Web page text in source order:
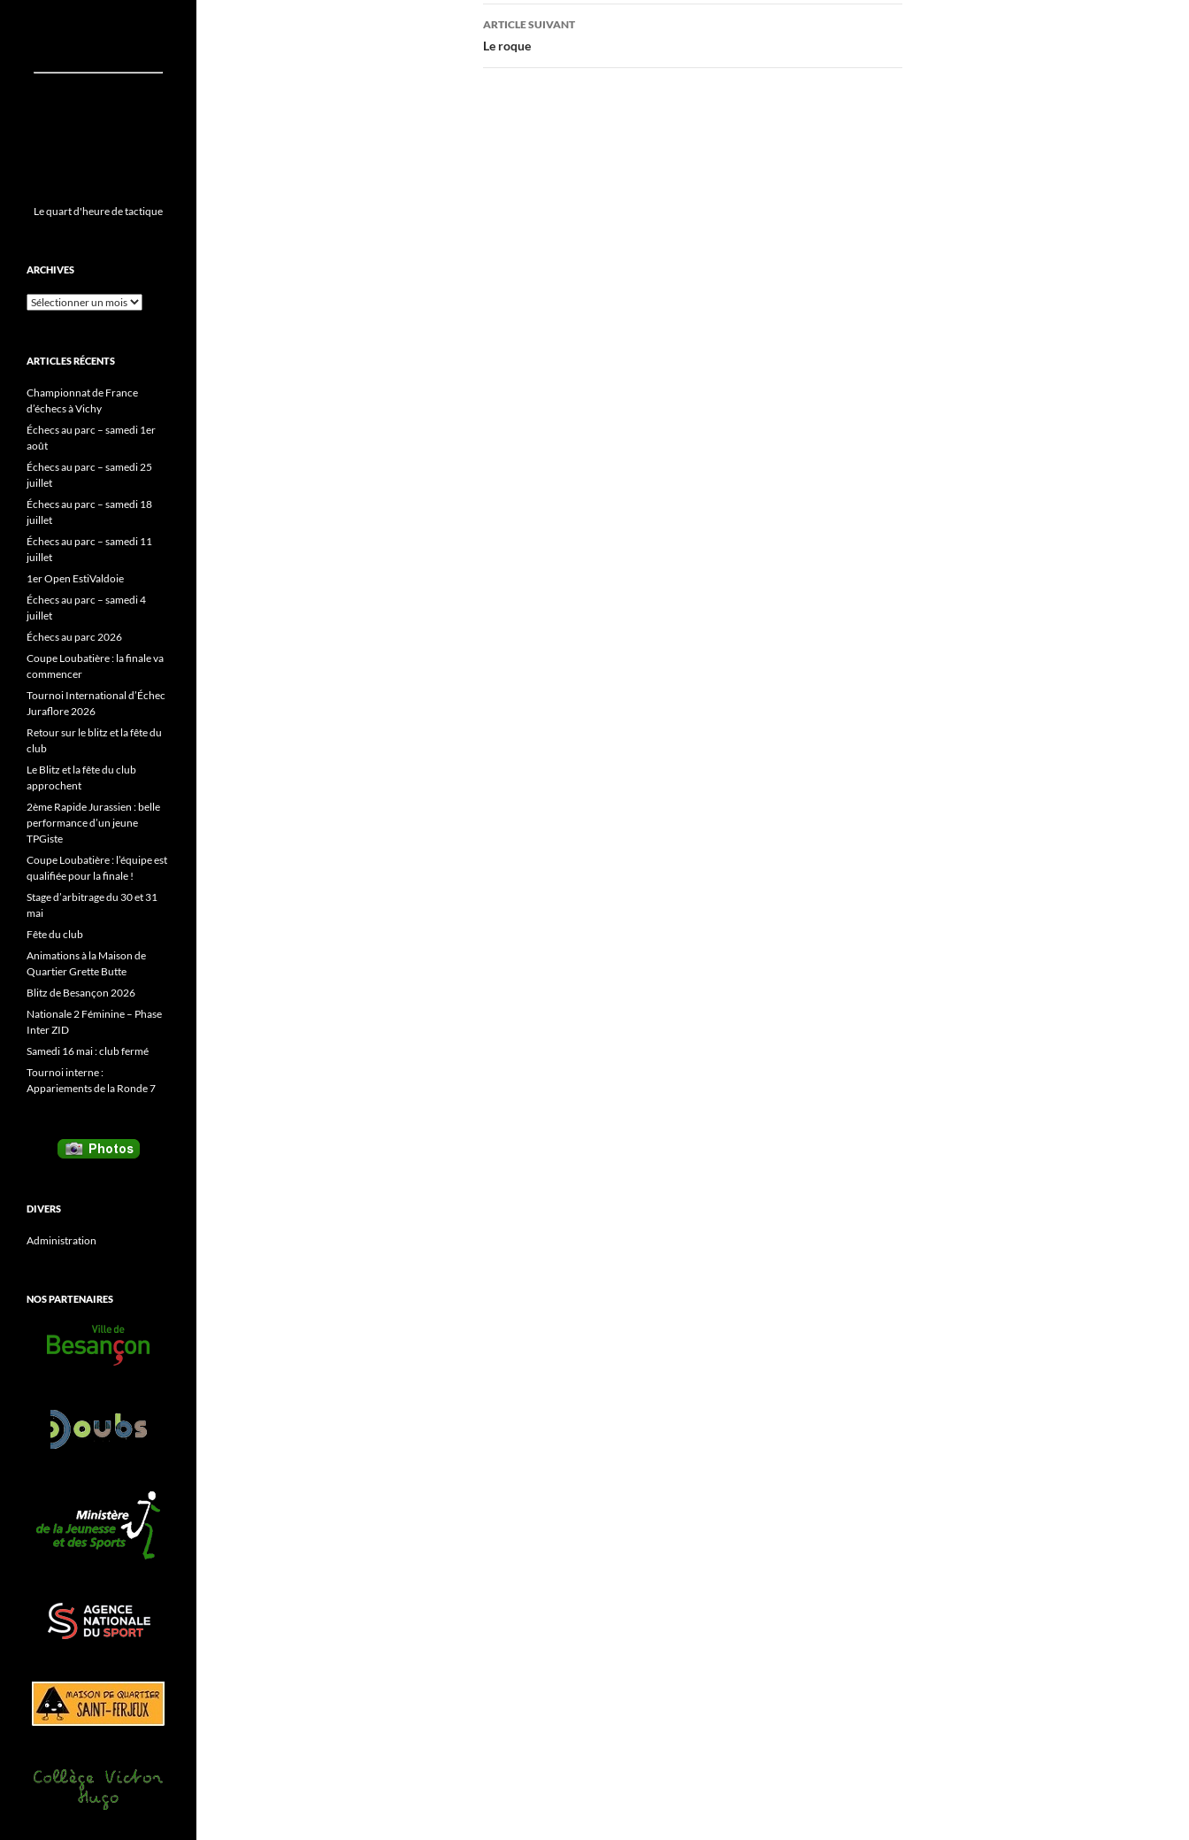
articles
ARTICLE SUIVANT
Le roque
Le quart d'heure de tactique
ARCHIVES
Archives
ARTICLES RÉCENTS
Championnat de France
d’échecs à Vichy
Échecs au parc – samedi 1er
août
Échecs au parc – samedi 25
juillet
Échecs au parc – samedi 18
juillet
Échecs au parc – samedi 11
juillet
1er Open EstiValdoie
Échecs au parc – samedi 4
juillet
Échecs au parc 2026
Coupe Loubatière : la finale va
commencer
Tournoi International d’Échec
Juraflore 2026
Retour sur le blitz et la fête du
club
Le Blitz et la fête du club
approchent
2ème Rapide Jurassien : belle
performance d’un jeune
TPGiste
Coupe Loubatière : l’équipe est
qualifiée pour la finale !
Stage d’arbitrage du 30 et 31
mai
Fête du club
Animations à la Maison de
Quartier Grette Butte
Blitz de Besançon 2026
Nationale 2 Féminine – Phase
Inter ZID
Samedi 16 mai : club fermé
Tournoi interne :
Appariements de la Ronde 7
DIVERS
Administration
NOS PARTENAIRES